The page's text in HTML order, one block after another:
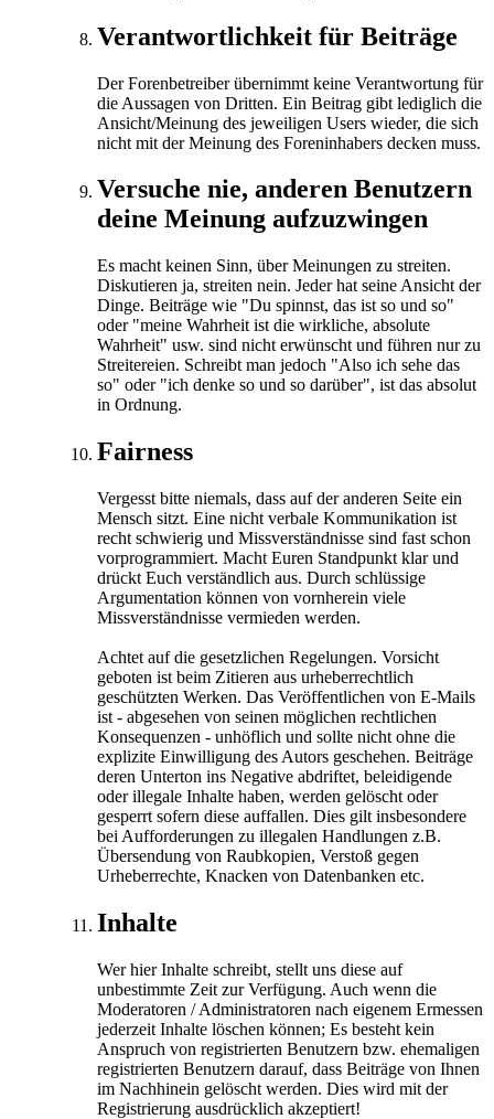
Verantwortlichkeit für Beiträge
Der Forenbetreiber übernimmt keine Verantwortung für
die Aussagen von Dritten. Ein Beitrag gibt lediglich die
Ansicht/Meinung des jeweiligen Users wieder, die sich
nicht mit der Meinung des Foreninhabers decken muss.
Versuche nie, anderen Benutzern
deine Meinung aufzuzwingen
Es macht keinen Sinn, über Meinungen zu streiten.
Diskutieren ja, streiten nein. Jeder hat seine Ansicht der
Dinge. Beiträge wie "Du spinnst, das ist so und so"
oder "meine Wahrheit ist die wirkliche, absolute
Wahrheit" usw. sind nicht erwünscht und führen nur zu
Streitereien. Schreibt man jedoch "Also ich sehe das
so" oder "ich denke so und so darüber", ist das absolut
in Ordnung.
Fairness
Vergesst bitte niemals, dass auf der anderen Seite ein
Mensch sitzt. Eine nicht verbale Kommunikation ist
recht schwierig und Missverständnisse sind fast schon
vorprogrammiert. Macht Euren Standpunkt klar und
drückt Euch verständlich aus. Durch schlüssige
Argumentation können von vornherein viele
Missverständnisse vermieden werden.
Achtet auf die gesetzlichen Regelungen. Vorsicht
geboten ist beim Zitieren aus urheberrechtlich
geschützten Werken. Das Veröffentlichen von E-Mails
ist - abgesehen von seinen möglichen rechtlichen
Konsequenzen - unhöflich und sollte nicht ohne die
explizite Einwilligung des Autors geschehen. Beiträge
deren Unterton ins Negative abdriftet, beleidigende
oder illegale Inhalte haben, werden gelöscht oder
gesperrt sofern diese auffallen. Dies gilt insbesondere
bei Aufforderungen zu illegalen Handlungen z.B.
Übersendung von Raubkopien, Verstoß gegen
Urheberrechte, Knacken von Datenbanken etc.
Inhalte
Wer hier Inhalte schreibt, stellt uns diese auf
unbestimmte Zeit zur Verfügung. Auch wenn die
Moderatoren / Administratoren nach eigenem Ermessen
jederzeit Inhalte löschen können; Es besteht kein
Anspruch von registrierten Benutzern bzw. ehemaligen
registrierten Benutzern darauf, dass Beiträge von Ihnen
im Nachhinein gelöscht werden. Dies wird mit der
Registrierung ausdrücklich akzeptiert!